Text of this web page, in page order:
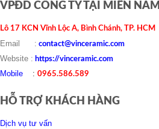
VPĐD CÔNG TY TẠI MIỀN NAM
Lô 17 KCN Vĩnh Lộc A, Bình Chánh, TP. HCM
Email : contact@vinceramic.com
Website : https://vinceramic.com
Mobile : 0965.586.589
HỖ TRỢ KHÁCH HÀNG
Dịch vụ tư vấn